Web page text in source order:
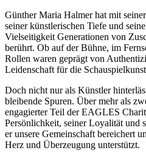
Günther Maria Halmer hat mit
seiner künstlerischen Tiefe und
Vielseitigkeit Generationen von
berührt. Ob auf der Bühne, im
Rollen waren geprägt von
Leidenschaft für die
Doch nicht nur als Künstler
bleibende Spuren. Über mehr als
engagierter Teil der EAGLES
Persönlichkeit, seiner Loyalität und
er unsere Gemeinschaft bereichert
Herz und Überzeugung unterstützt.